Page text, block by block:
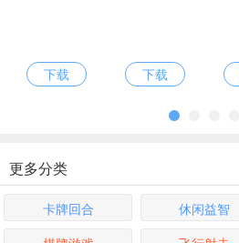
下载 下载
更多分类
卡牌回合 休闲益智